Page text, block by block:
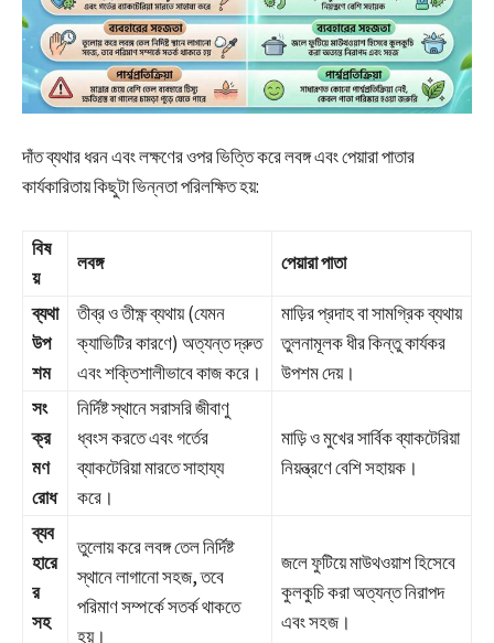
দাঁত ব্যথার ধরন এবং লক্ষণের ওপর ভিত্তি করে লবঙ্গ এবং পেয়ারা পাতার
কার্যকারিতায় কিছুটা ভিন্নতা পরিলক্ষিত হয়:
বিষ
য়
লবঙ্গ পেয়ারা পাতা
ব্যথা
উপ
শম
তীব্র ও তীক্ষ্ণ ব্যথায় (যেমন
ক্যাভিটির কারণে) অত্যন্ত দ্রুত
এবং শক্তিশালীভাবে কাজ করে।
মাড়ির প্রদাহ বা সামগ্রিক ব্যথায়
তুলনামূলক ধীর কিন্তু কার্যকর
উপশম দেয়।
সং
ক্র
মণ
রোধ
নির্দিষ্ট স্থানে সরাসরি জীবাণু
ধ্বংস করতে এবং গর্তের
ব্যাকটেরিয়া মারতে সাহায্য
করে।
মাড়ি ও মুখের সার্বিক ব্যাকটেরিয়া
নিয়ন্ত্রণে বেশি সহায়ক।
ব্যব
হারে
র
সহ
তুলোয় করে লবঙ্গ তেল নির্দিষ্ট
স্থানে লাগানো সহজ, তবে
পরিমাণ সম্পর্কে সতর্ক থাকতে
হয়।
জলে ফুটিয়ে মাউথওয়াশ হিসেবে
কুলকুচি করা অত্যন্ত নিরাপদ
এবং সহজ।